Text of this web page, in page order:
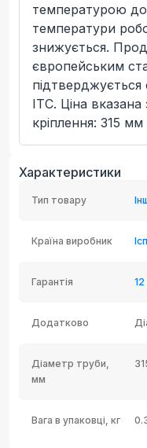
температурою до
температури
знижується.
європейським
підтверджується
ITC. Ціна
кріплення: 315 мм
Характеристики
Тип товару
Країна виробник
Гарантія 12
Додатково
Діаметр труби,
мм
Вага в упаковці, кг